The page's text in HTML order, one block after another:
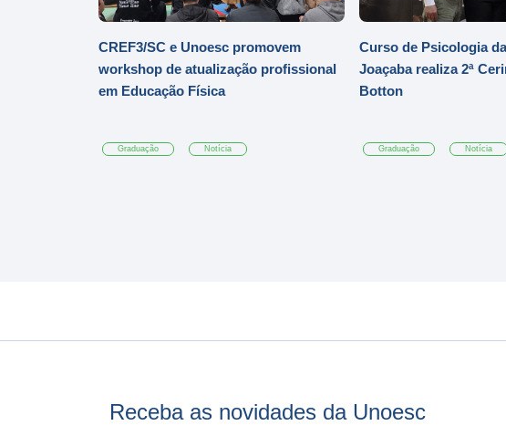
CREF3/SC e Unoesc promovem
workshop de atualização profissional
em Educação Física
Graduação Notícia
Curso de Psicologia
Joaçaba realiza 2ª
Botton
Graduação Notícia
Receba as novidades da Unoesc